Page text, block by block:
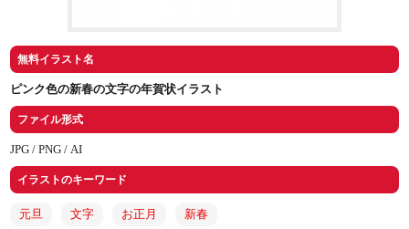
無料イラスト名
ピンク色の新春の文字の年賀状イラスト
ファイル形式
JPG /PNG / AI
イラストのキーワード
元旦 文字 お正月 新春